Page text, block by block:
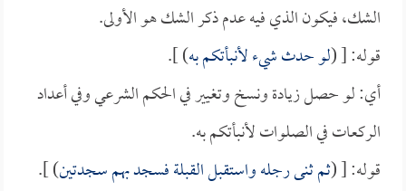
الشك، فيكون الذي فيه عدم ذكر الشك هو الأولى.
قوله: [ (لو حدث شيء لأنبأتكم به) ].
أي: لو حصل زيادة ونسخ وتغيير في الحكم الشرعي وفي أعداد
الركعات في الصلوات لأنبأتكم به.
قوله: [ (ثم ثنى رجله واستقبل القبلة فسجد بهم سجدتين) ].